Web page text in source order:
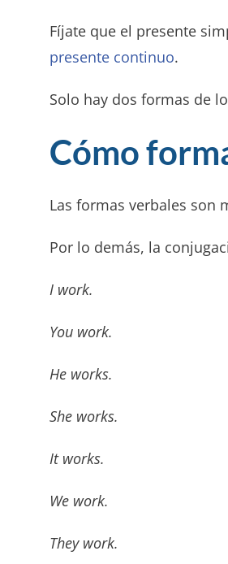
Fíjate que el presente
presente continuo.
Solo hay dos formas de
Cómo
Las formas verbales son
Por lo demás, la
I work.
You work.
He works.
She works.
It works.
We work.
They work.